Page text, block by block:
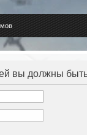
вы должны